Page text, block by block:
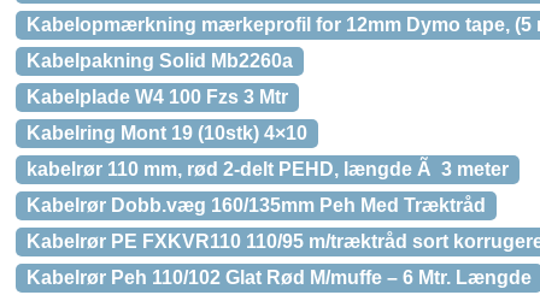
Kabelopmærkning mærkeprofil for 12mm Dymo tape, (5
Kabelpakning Solid Mb2260a
Kabelplade W4 100 Fzs 3 Mtr
Kabelring Mont 19 (10stk) 4×10
kabelrør 110 mm, rød 2-delt PEHD, længde Ã 3 meter
Kabelrør Dobb.væg 160/135mm Peh Med Træktråd
Kabelrør PE FXKVR110 110/95 m/træktråd sort
Kabelrør Peh 110/102 Glat Rød M/muffe – 6 Mtr. Længde